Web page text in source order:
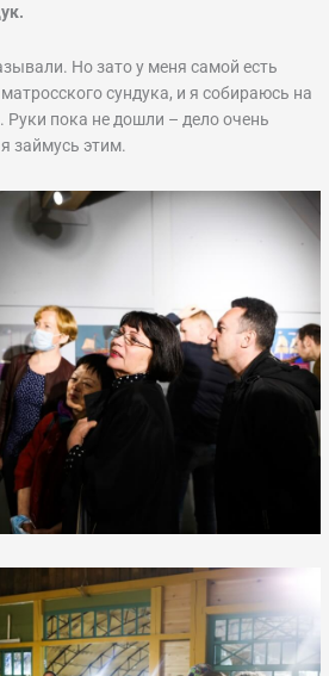
Но зато у меня самой есть
сундука, и я собираюсь на
Руки пока не дошли – дело очень
займусь этим.